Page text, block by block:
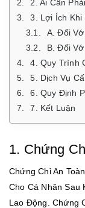
2. Ai Cần
3. Lợi Ích Khi
A. Đối
B. Đối
4. Quy Trình
5. Dịch Vụ Cấp
6. Quy Định Pháp Luật
7. Kết Luận
1. Chứng
Chứng Chỉ An
Cho Cá Nhân Sau
Lao Động. Chứng